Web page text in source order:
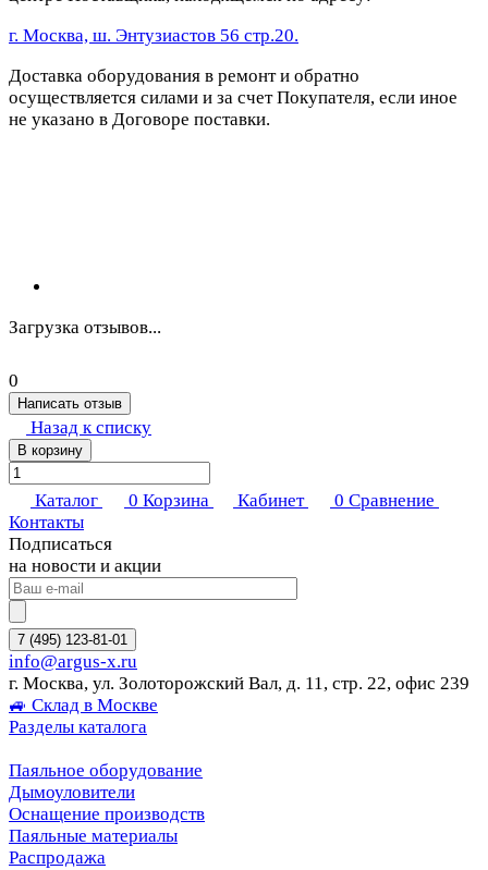
г. Москва, ш. Энтузиастов 56 стр.20.
Доставка оборудования в ремонт и обратно
осуществляется силами и за счет Покупателя, если иное
не указано в Договоре поставки.
Загрузка отзывов...
0
Написать отзыв
Назад к списку
В корзину
Каталог 0 Корзина Кабинет 0 Сравнение
Контакты
Подписаться
на новости и акции
7 (495) 123-81-01
info@argus-x.ru
г. Москва, ул. Золоторожский Вал, д. 11, стр. 22, офис 239
🚙 Склад в Москве
Разделы каталога
Паяльное оборудование
Дымоуловители
Оснащение производств
Паяльные материалы
Распродажа